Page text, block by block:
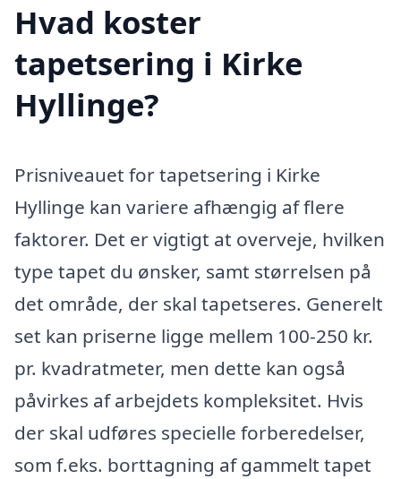
Hvad koster
tapetsering i Kirke
Hyllinge?
Prisniveauet for tapetsering i Kirke
Hyllinge kan variere afhængig af flere
faktorer. Det er vigtigt at overveje, hvilken
type tapet du ønsker, samt størrelsen på
det område, der skal tapetseres. Generelt
set kan priserne ligge mellem 100-250 kr.
pr. kvadratmeter, men dette kan også
påvirkes af arbejdets kompleksitet. Hvis
der skal udføres specielle forberedelser,
som f.eks. borttagning af gammelt tapet